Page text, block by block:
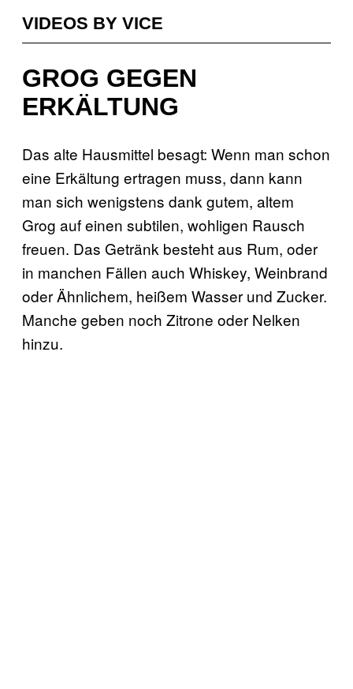
VIDEOS BY VICE
GROG GEGEN
ERKÄLTUNG
Das alte Hausmittel besagt: Wenn man schon
eine Erkältung ertragen muss, dann kann
man sich wenigstens dank gutem, altem
Grog auf einen subtilen, wohligen Rausch
freuen. Das Getränk besteht aus Rum, oder
in manchen Fällen auch Whiskey, Weinbrand
oder Ähnlichem, heißem Wasser und Zucker.
Manche geben noch Zitrone oder Nelken
hinzu.